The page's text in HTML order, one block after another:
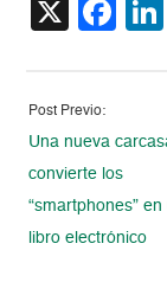
X
Post Previo:
Una nueva
convierte los
“smartphones” en
libro electrónico